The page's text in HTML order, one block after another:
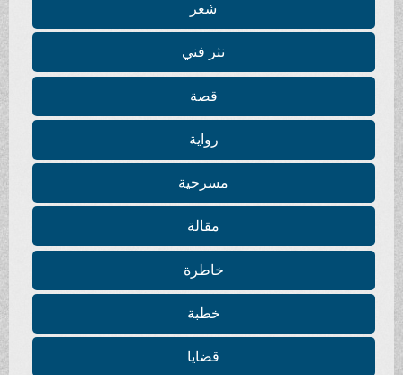
شعر
نثر فني
قصة
رواية
مسرحية
مقالة
خاطرة
خطبة
قضايا